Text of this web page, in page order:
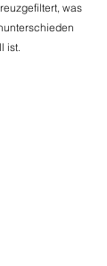
was
ist.